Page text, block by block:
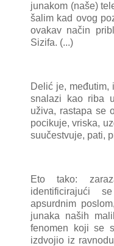
junakom (naše)
šalim kad ovog
ovakav način
Sizifa. (...)
Delić je, međutim,
snalazi kao riba
uživa, rastapa se
pocikuje, vriska,
suučestvuje, pati,
Eto tako:
identificirajući
apsurdnim
junaka naših
fenomen koji se
izdvojio iz